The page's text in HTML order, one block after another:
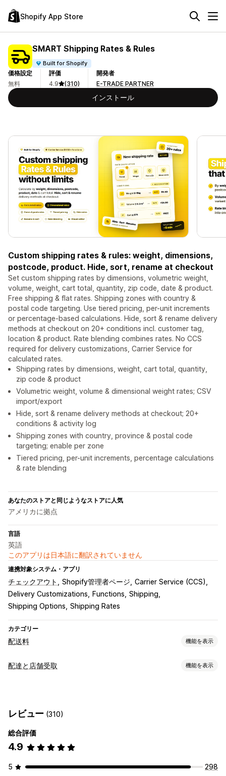
Shopify App Store
SMART Shipping Rates & Rules
Built for Shopify
価格設定
無料
評価
4.9
(310)
開発者
E-TRADE PARTNER
インストール
Custom shipping rates & rules: weight, dimensions,
postcode, product. Hide, sort, rename at checkout
Set custom shipping rates by dimensions, volumetric weight,
volume, weight, cart total, quantity, zip code, date & product.
Free shipping & flat rates. Shipping zones with country &
postal code targeting. Use tiered pricing, per-unit increments
or percentage-based calculations. Hide, sort & rename delivery
methods at checkout on 20+ conditions incl. customer tag,
location & product. Rate blending combines rates. No CCS
required for delivery customizations, Carrier Service for
calculated rates.
Shipping rates by dimensions, weight, cart total, quantity,
zip code & product
Volumetric weight, volume & dimensional weight rates; CSV
import/export
Hide, sort & rename delivery methods at checkout; 20+
conditions & activity log
Shipping zones with country, province & postal code
targeting; enable per zone
Tiered pricing, per-unit increments, percentage calculations
& rate blending
あなたのストアと同じようなストアに人気
アメリカに拠点
言語
英語
このアプリは日本語に翻訳されていません
連携対象システム・アプリ
チェックアウト Shopify管理者ページ Carrier Service (CCS)
Delivery Customizations
Functions Shipping
Shipping Options Shipping Rates
カテゴリー
配送料 機能を表示
レート計算
私書箱制限
住所の確認 名前変更オプション
ジオロケーション
配達と店舗受取 機能を表示
最小値 複数ロケーション
カスタムメッセージ
受取オプション
レビュー (310)
総合評価
4.9
5
298